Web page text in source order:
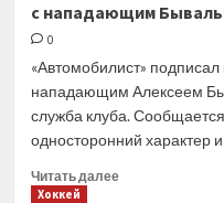
с нападающим
0
«Автомобилист» подписал
нападающим Алексеем
служба клуба.
односторонний характер
Читать далееПрочитать
Хоккей